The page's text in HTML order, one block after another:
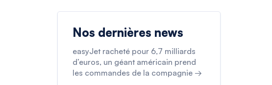
Nos dernières news
easyJet racheté pour 6,7 milliards
d’euros, un géant américain prend
les commandes de la compagnie →